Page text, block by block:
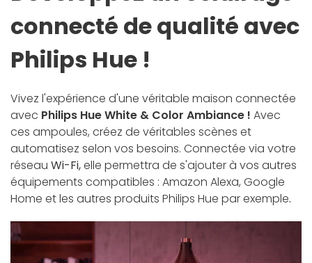
connecté de qualité avec
Philips Hue !
Vivez l'expérience d'une véritable maison connectée
avec Philips Hue White & Color Ambiance ! Avec
ces ampoules, créez de véritables scènes et
automatisez selon vos besoins. Connectée via votre
réseau Wi-Fi,elle permettra de s'ajouter à vos autres
équipements compatibles : Amazon Alexa, Google
Home et les autres produits Philips Hue par exemple.